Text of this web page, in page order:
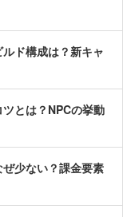
ド構成は？新キャ
ツとは？NPCの挙動
ぜ少ない？課金要素